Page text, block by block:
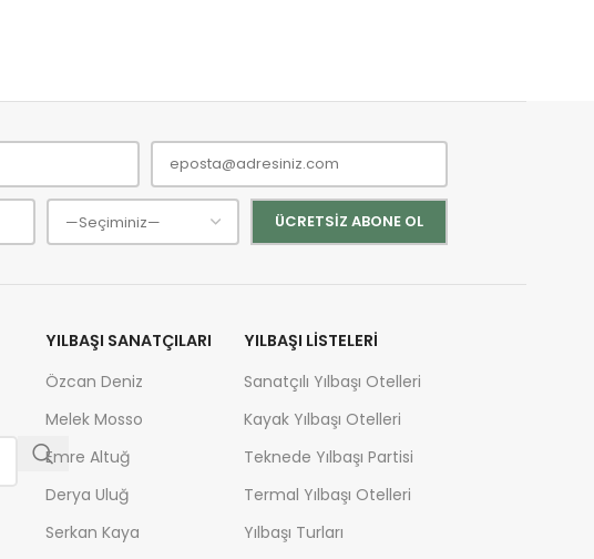
YILBAŞI SANATÇILARI
Özcan Deniz
Melek Mosso
Emre Altuğ
Derya Uluğ
Serkan Kaya
YILBAŞI LISTELERI
Sanatçılı Yılbaşı Otelleri
Kayak Yılbaşı Otelleri
Teknede Yılbaşı Partisi
Termal Yılbaşı Otelleri
Yılbaşı Turları